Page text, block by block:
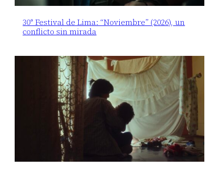
30° Festival de Lima: “Noviembre” (2026), un
conflicto sin mirada